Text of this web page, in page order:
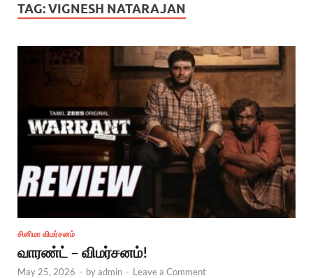
TAG:VIGNESH NATARAJAN
சினிமா விமர்சனம்
வாரண்ட் – விமர்சனம்!
May 25, 2026 - byadmin - Leave a Comment